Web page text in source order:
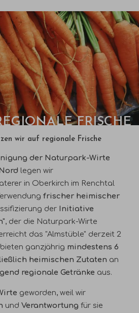
FRISCHE
wir auf regionale Frische
der Naturpark-Wirte
legen wir
in Oberkirch im Renchtal
frischer heimischer
der
Initiative
, der die Naturpark-Wirte
das "Almstüble" derzeit 2
bieten ganzjährig mindestens 6
heimischen Zutaten an
regionale Getränke aus.
geworden, weil wir
undVerantwortung für sie